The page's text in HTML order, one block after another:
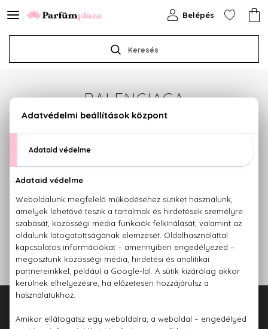
Keresés
Belépés
BALENCIAGA
Sajnos jelenleg a márka egyetlen terméke sem
érhető el.
Termékajánlataink megtekintéséhez válasszon az
KOZMETIKUMOK
SMINK
HAJÁPOLÁS
Fel az oldal tetejére!